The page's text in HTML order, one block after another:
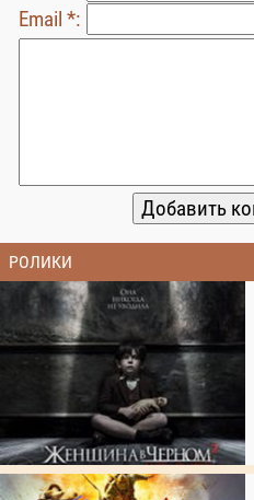
Email *:
РОЛИКИ